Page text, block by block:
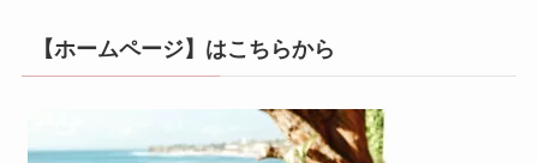
【ホームページ】はこちらから